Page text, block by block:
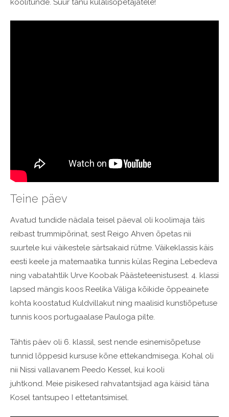
koolitunde. Suur tänu külalisõpetajatele!
Teine päev
Avatud tundide nädala teisel päeval oli koolimaja täis
reibast trummipõrinat, sest Reigo Ahven õpetas nii
suurtele kui väikestele särtsakaid rütme. Väikeklassis käis
eesti keele ja matemaatika tunnis külas Regina Lebedeva
ning vabatahtlik Urve Koobak Päästeteenistusest. 4. klassi
lapsed mängis koos Reelika Väliga kõikide õppeainete
kohta koostatud Kuldvillakut ning maalisid kunstiõpetuse
tunnis koos portugaalase Pauloga pilte.
Tähtis päev oli 6. klassil, sest nende esinemisõpetuse
tunnid lõppesid kursuse kõne ettekandmisega. Kohal oli
nii Nissi vallavanem Peedo Kessel, kui kooli
juhtkond. Meie pisikesed rahvatantsijad aga käisid täna
Kosel tantsupeo I ettetantsimisel.